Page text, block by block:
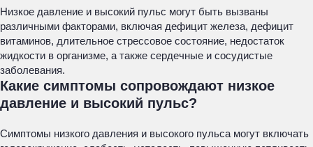
Низкое давление и высокий пульс могут быть вызваны
различными факторами, включая дефицит железа, дефицит
витаминов, длительное стрессовое состояние, недостаток
жидкости в организме, а также сердечные и сосудистые
заболевания.
Какие симптомы сопровождают низкое
давление и высокий пульс?
Симптомы низкого давления и высокого пульса могут включать